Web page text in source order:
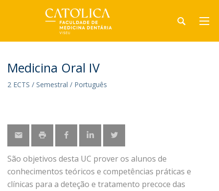
Medicina Oral IV
2 ECTS / Semestral / Português
São objetivos desta UC prover os alunos de
conhecimentos teóricos e competências práticas e
clínicas para a deteção e tratamento precoce das